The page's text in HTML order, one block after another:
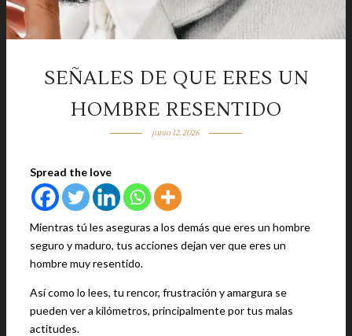
SEÑALES DE QUE ERES UN
HOMBRE RESENTIDO
junio 12, 2026
Spread the love
Mientras tú les aseguras a los demás que eres un hombre
seguro y maduro, tus acciones dejan ver que eres un
hombre muy resentido.
Así como lo lees, tu rencor, frustración y amargura se
pueden ver a kilómetros, principalmente por tus malas
actitudes.